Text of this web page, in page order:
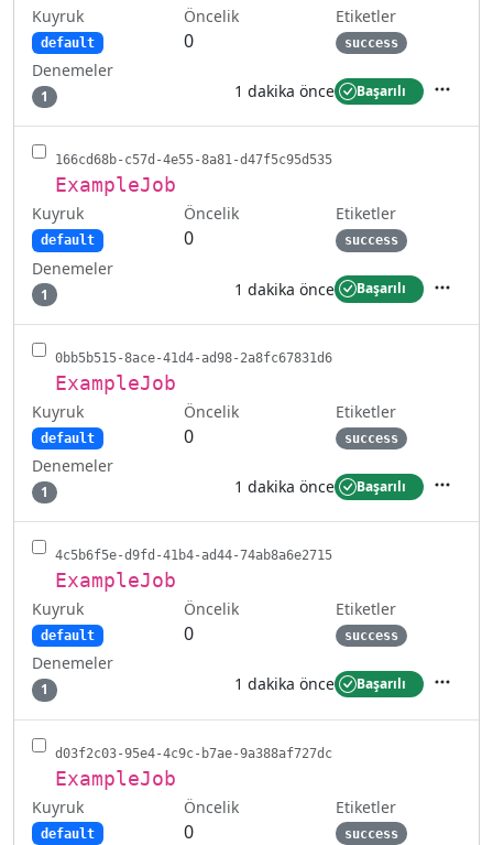
Kuyruk
default
Öncelik
0
Etiketler
success
Denemeler
1 1 dakika önce Başarılı
166cd68b-c57d-4e55-8a81-d47f5c95d535
ExampleJob
Kuyruk
default
Öncelik
0
Etiketler
success
Denemeler
1 1 dakika önce Başarılı
0bb5b515-8ace-41d4-ad98-2a8fc67831d6
ExampleJob
Kuyruk
default
Öncelik
0
Etiketler
success
Denemeler
1 1 dakika önce Başarılı
4c5b6f5e-d9fd-41b4-ad44-74ab8a6e2715
ExampleJob
Kuyruk
default
Öncelik
0
Etiketler
success
Denemeler
1 1 dakika önce Başarılı
d03f2c03-95e4-4c9c-b7ae-9a388af727dc
ExampleJob
Kuyruk
default
Öncelik
0
Etiketler
success